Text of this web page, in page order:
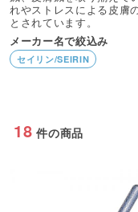
れやストレスによる皮膚
とされています。
メーカー名で絞込み
セイリン/SEIRIN
18 件の商品